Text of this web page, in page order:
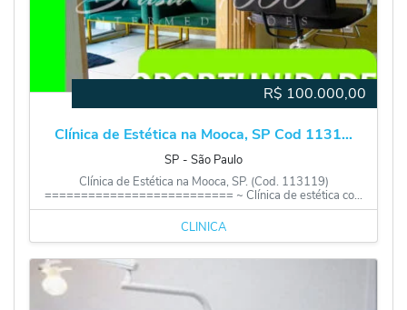
R$ 100.000,00
Clínica de Estética na Mooca, SP Cod 1131...
SP ‐ São Paulo
Clínica de Estética na Mooca, SP. (Cod. 113119)
========================== ~ Clínica de estética co...
CLÍNICA